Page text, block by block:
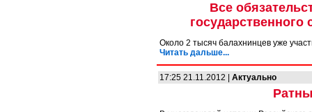
Все
Около 2 тысяч балахнинцев уже
Читать дальше...
17:25 21.11.2012 | Актуально